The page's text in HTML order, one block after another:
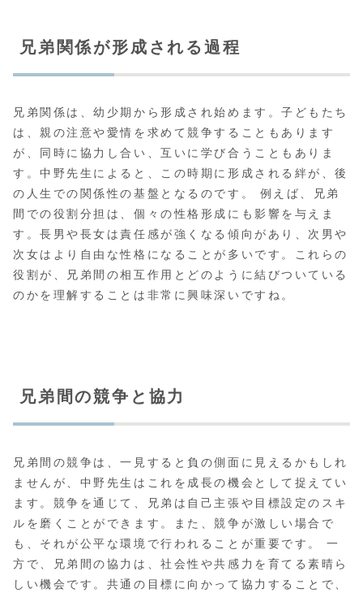
兄弟関係が形成される過程
兄弟関係は、幼少期から形成され始めます。子どもたち
は、親の注意や愛情を求めて競争することもあります
が、同時に協力し合い、互いに学び合うこともありま
す。中野先生によると、この時期に形成される絆が、後
の人生での関係性の基盤となるのです。 例えば、兄弟
間での役割分担は、個々の性格形成にも影響を与えま
す。長男や長女は責任感が強くなる傾向があり、次男や
次女はより自由な性格になることが多いです。これらの
役割が、兄弟間の相互作用とどのように結びついている
のかを理解することは非常に興味深いですね。
兄弟間の競争と協力
兄弟間の競争は、一見すると負の側面に見えるかもしれ
ませんが、中野先生はこれを成長の機会として捉えてい
ます。競争を通じて、兄弟は自己主張や目標設定のスキ
ルを磨くことができます。また、競争が激しい場合で
も、それが公平な環境で行われることが重要です。 一
方で、兄弟間の協力は、社会性や共感力を育てる素晴ら
しい機会です。共通の目標に向かって協力することで、